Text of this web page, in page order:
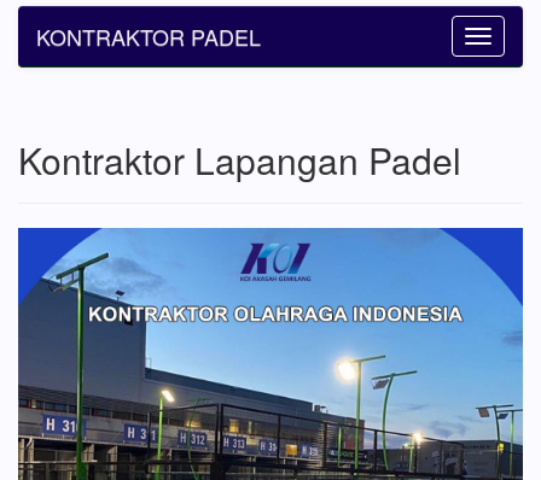
Toggle
KONTRAKTOR PADEL
Kontraktor Lapangan Padel